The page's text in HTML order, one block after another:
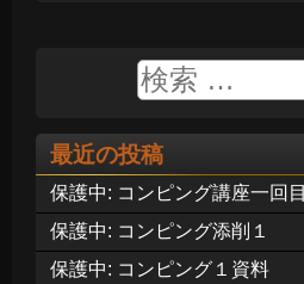
最近の投稿
保護中: コンピング講座一回目
保護中: コンピング添削１
保護中: コンピング１資料